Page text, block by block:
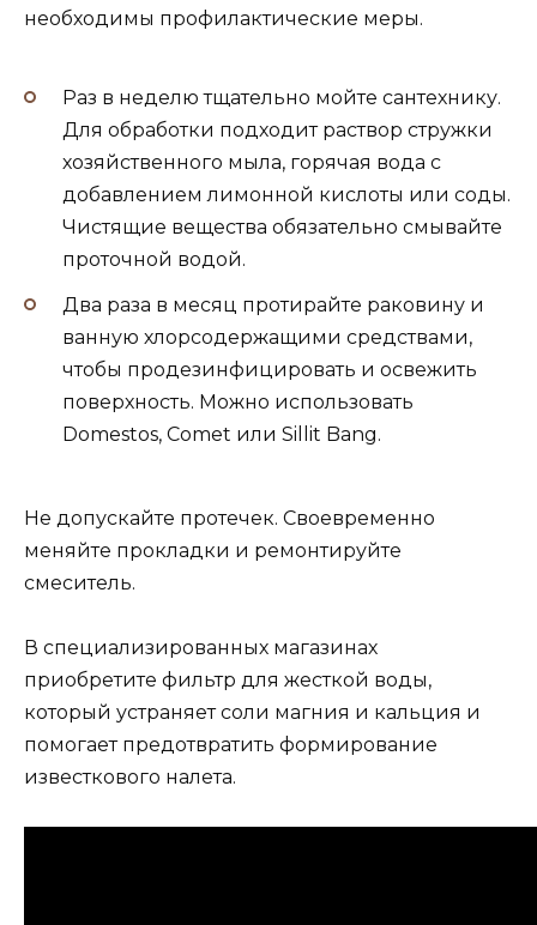
необходимы профилактические меры.
Раз в неделю тщательно мойте сантехнику.
Для обработки подходит раствор стружки
хозяйственного мыла, горячая вода с
добавлением лимонной кислоты или соды.
Чистящие вещества обязательно смывайте
проточной водой.
Два раза в месяц протирайте раковину и
ванную хлорсодержащими средствами,
чтобы продезинфицировать и освежить
поверхность. Можно использовать
Domestos, Comet или Sillit Bang.
Не допускайте протечек. Своевременно
меняйте прокладки и ремонтируйте
смеситель.
В специализированных магазинах
приобретите фильтр для жесткой воды,
который устраняет соли магния и кальция и
помогает предотвратить формирование
известкового налета.